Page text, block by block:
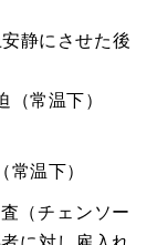
静にさせた後
常温下）
温下）
（チェンソー